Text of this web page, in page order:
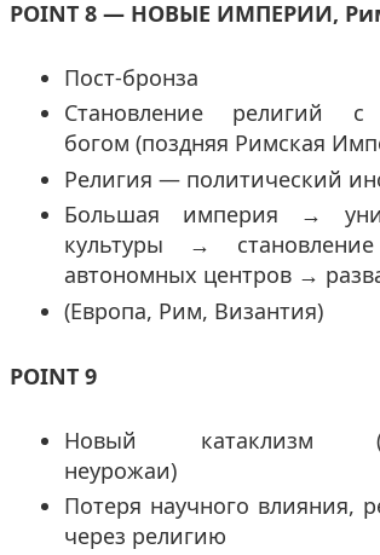
POINT 8 — НОВЫЕ ИМПЕРИИ,
Пост-бронза
Становление религий
богом (поздняя Римская
Религия — политический
Большая империя →
культуры →
автономных центров →
(Европа, Рим, Византия)
POINT 9
Новый катаклизм
неурожаи)
Потеря научного влияния,
через религию